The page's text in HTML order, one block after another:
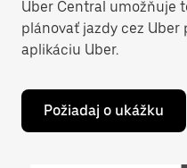
Uber Central umožňuje
plánovať jazdy cez Uber
aplikáciu Uber.
Požiadaj o ukážku